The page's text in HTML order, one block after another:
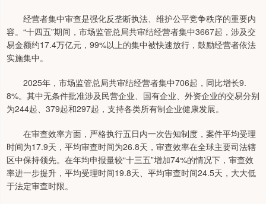
经营者集中审查是强化反垄断执法、维护公平竞争秩序的重要内
容。“十四五”期间，市场监管总局共审结经营者集中3667起，涉及交
易金额约17.4万亿元，99%以上的集中被快速放行，鼓励经营者依法
实施集中。
2025年，市场监管总局共审结经营者集中706起，同比增长9.
8%。其中无条件批准涉及民营企业、国有企业、外资企业的交易分别
为244起、379起和297起，支持各类所有制企业健康发展。
在审查效率方面，严格执行五日内一次告知制度，案件平均受理
时间为17.9天，平均审查时间为26.8天，审查效率在全球主要司法辖
区中保持领先。在年均申报量较“十三五”增加74%的情况下，审查效
率进一步提升，平均受理时间19.8天、平均审查时间24.5天，大大低
于法定审查时限。